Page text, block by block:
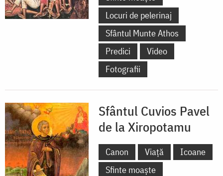
Locuri de pelerinaj
Sfântul Munte Athos
Predici
Video
Fotografii
Sfântul Cuvios Pavel
de la Xiropotamu
Canon Viață
Icoane
Sfinte moaște